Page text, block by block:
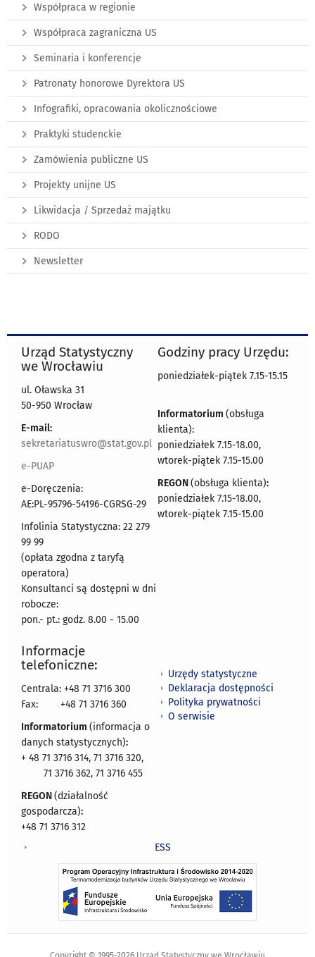
Współpraca w regionie
Współpraca zagraniczna US
Seminaria i konferencje
Patronaty honorowe Dyrektora US
Infografiki, opracowania okolicznościowe
Praktyki studenckie
Zamówienia publiczne US
Projekty unijne US
Likwidacja / Sprzedaż majątku
RODO
Newsletter
Urząd Statystyczny
we Wrocławiu
ul. Oławska 31
50-950 Wrocław
E-mail:
sekretariatuswro@stat.gov.pl
e-PUAP
e-Doręczenia:
AE:PL-95796-54196-CGRSG-29
Infolinia Statystyczna: 22 279
99 99
(opłata zgodna z taryfą
operatora)
Konsultanci są dostępni w dni
robocze:
pon.- pt.: godz. 8.00 - 15.00
Godziny pracy Urzędu:
poniedziałek-piątek 7.15-15.15
Informatorium (obsługa
klienta):
poniedziałek 7.15-18.00,
wtorek-piątek 7.15-15.00
REGON(obsługa klienta):
poniedziałek 7.15-18.00,
wtorek-piątek 7.15-15.00
Informacje
telefoniczne:
Centrala: +48 71 3716 300
Fax:
+48 71 3716 360
Informatorium (informacja o
danych statystycznych):
+ 48 71 3716 314, 71 3716 320,
71 3716 362, 71 3716 455
REGON(działalność
gospodarcza):
+48 71 3716 312
Urzędy statystyczne
Deklaracja dostępności
Polityka prywatności
O serwisie
ESS